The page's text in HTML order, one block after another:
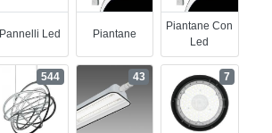
Pannelli Led Piantane
Piantane Con
Led
544 43 7